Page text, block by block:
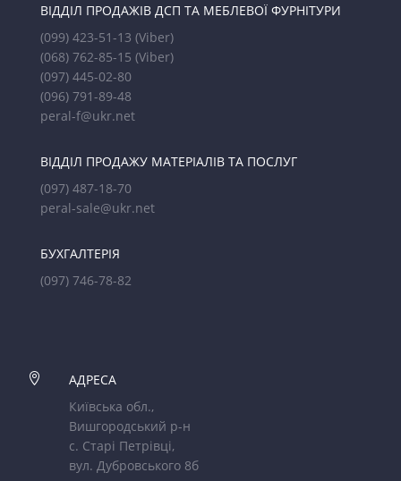
ВІДДІЛ ПРОДАЖІВ ДСП ТА МЕБЛЕВОЇ ФУРНІТУРИ
(099) 423-51-13 (Viber)
(068) 762-85-15 (Viber)
(097) 445-02-80
(096) 791-89-48
peral-f@ukr.net
ВІДДІЛ ПРОДАЖУ МАТЕРІАЛІВ ТА ПОСЛУГ
(097) 487-18-70
peral-sale@ukr.net
БУХГАЛТЕРІЯ
(097) 746-78-82

АДРЕСА
Київська обл.,
Вишгородський р-н
с. Старі Петрівці,
вул. Дубровського 8б